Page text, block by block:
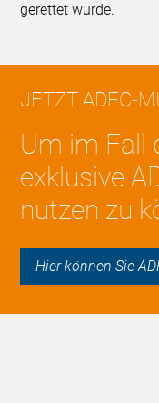
gerettet wurde.
JETZT ADFC-
Um im Fall
exklusive
nutzen zu
Hier können Sie